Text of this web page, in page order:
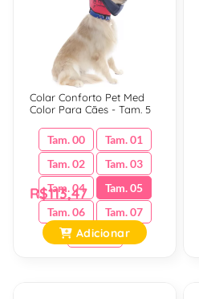
Colar Conforto Pet Med
Color Para Cães - Tam. 5
Tam. 00
Tam. 01
Tam. 02
Tam. 03
Tam. 04
Tam. 05
Tam. 06
Tam. 07
Tam. 08
R$113,47
Adicionar